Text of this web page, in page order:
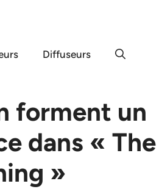
Diffuseurs
forment un
dans « The
»